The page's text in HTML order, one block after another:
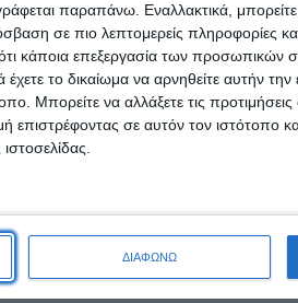
παραπάνω. Εναλλακτικά, μπορείτε
σε πιο λεπτομερείς πληροφορίες
κάποια επεξεργασία των προσωπικών
το δικαίωμα να αρνηθείτε αυτήν
Μπορείτε να αλλάξετε τις
σε αυτόν τον ιστότοπο
ΔΙΑΦΩΝΩ
16,80 €
ΠΡΟΣΘΉΚΗ ΣΤΟ ΚΑΛΆΘΙ